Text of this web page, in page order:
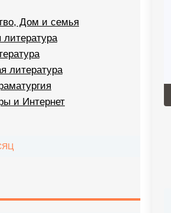
Дом и семья
литература
литература
и Интернет